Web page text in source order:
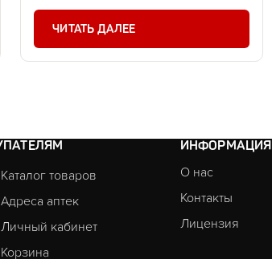
ЧИТАТЬ ДАЛЕЕ
Каталог товаров
Адреса аптек
Личный кабинет
Корзина
ИНФОРМАЦИЯ
О нас
Контакты
Лицензия